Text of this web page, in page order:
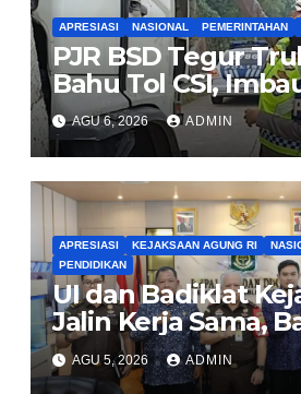
APRESIASI NASIONAL PEMERINTAHAN
PJR BSD Tegur
Bahu Tol CSI,
Pengendara Tertib
AGU 6, 2026 ADMIN
APRESIASI KEJAKSAAN AGUNG RI
PENDIDIKAN
UI dan Badiklat
Jalin Kerja Sama,
Pembentukan
Kajian Kejaksaan
AGU 5, 2026 ADMIN